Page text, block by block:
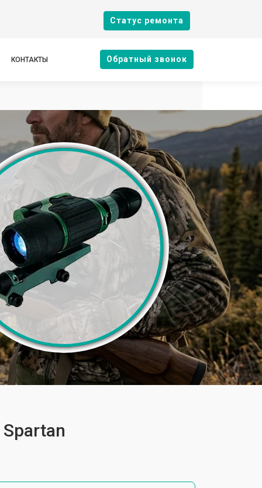
Cтатус ремонта
КОНТАКТЫ Oбратный звонок